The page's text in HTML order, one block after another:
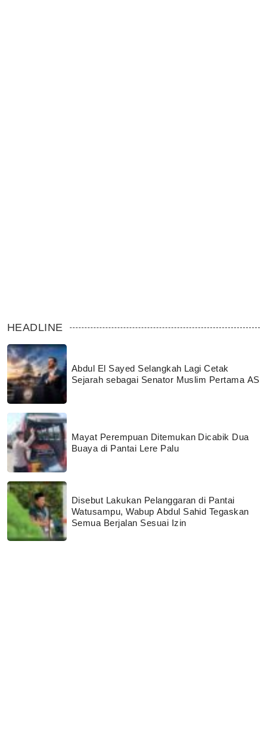
HEADLINE
Abdul El Sayed Selangkah Lagi Cetak
Sejarah sebagai Senator Muslim Pertama AS
Mayat Perempuan Ditemukan Dicabik Dua
Buaya di Pantai Lere Palu
Disebut Lakukan Pelanggaran di Pantai
Watusampu, Wabup Abdul Sahid Tegaskan
Semua Berjalan Sesuai Izin